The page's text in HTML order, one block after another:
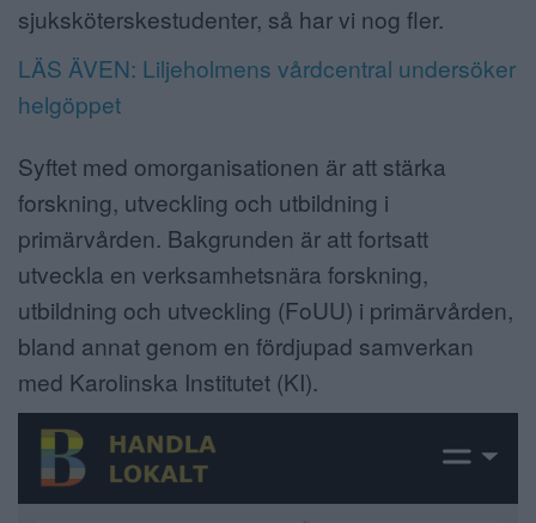
sjuksköterskestudenter, så har vi nog fler.
LÄS ÄVEN: Liljeholmens vårdcentral undersöker
helgöppet
Syftet med omorganisationen är att stärka
forskning, utveckling och utbildning i
primärvården. Bakgrunden är att fortsatt
utveckla en verksamhetsnära forskning,
utbildning och utveckling (FoUU) i primärvården,
bland annat genom en fördjupad samverkan
med Karolinska Institutet (KI).